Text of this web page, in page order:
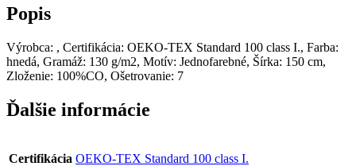
Popis
Výrobca: , Certifikácia: OEKO-TEX Standard 100 class I., Farba:
hnedá, Gramáž: 130 g/m2, Motív: Jednofarebné, Šírka: 150 cm,
Zloženie: 100%CO, Ošetrovanie: 7
Ďalšie informácie
Certifikácia OEKO-TEX Standard 100 class I.